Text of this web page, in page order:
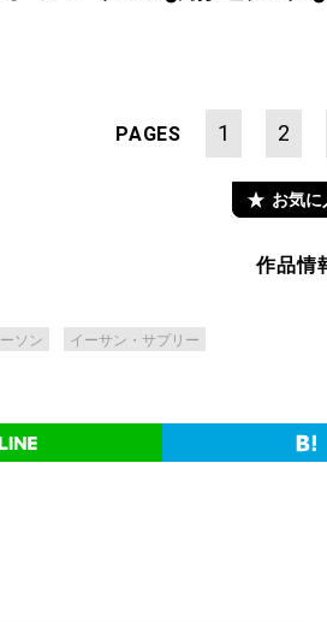
PAGES 1 2
お気に
ソン イーサン・サプリー
作品情